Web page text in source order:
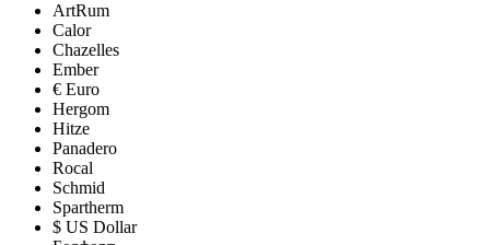
ArtRum
Calor
Chazelles
Ember
€ Euro
Hergom
Hitze
Panadero
Rocal
Schmid
Spartherm
$ US Dollar